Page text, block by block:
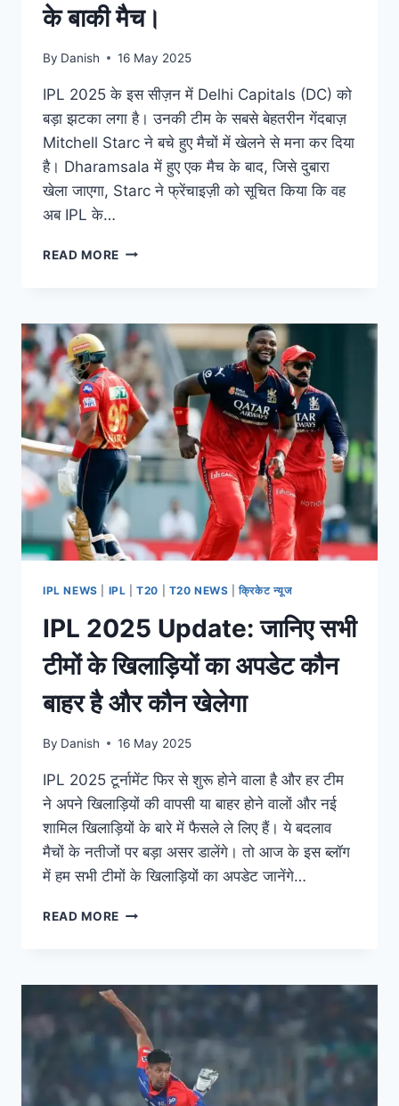
के बाकी मैच।
By Danish 16 May 2025
IPL 2025 के इस सीज़न में Delhi Capitals (DC) को
बड़ा झटका लगा है। उनकी टीम के सबसे बेहतरीन गेंदबाज़
Mitchell Starc ने बचे हुए मैचों में खेलने से मना कर दिया
है। Dharamsala में हुए एक मैच के बाद, जिसे दुबारा
खेला जाएगा, Starc ने फ्रेंचाइज़ी को सूचित किया कि वह
अब IPL के…
READ MORE
IPL NEWS IPL |T20 T20 NEWS |क्रिकेट न्यूज
IPL 2025 Update: जानिए सभी
टीमों के खिलाड़ियों का अपडेट कौन
बाहर है और कौन खेलेगा
By Danish 16 May 2025
IPL 2025 टूर्नामेंट फिर से शुरू होने वाला है और हर टीम
ने अपने खिलाड़ियों की वापसी या बाहर होने वालों और नई
शामिल खिलाड़ियों के बारे में फैसले ले लिए हैं। ये बदलाव
मैचों के नतीजों पर बड़ा असर डालेंगे। तो आज के इस ब्लॉग
में हम सभी टीमों के खिलाड़ियों का अपडेट जानेंगे…
READ MORE